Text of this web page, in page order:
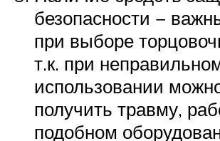
безопасности −
при выборе
т.к. при
использовании
получить травму,
подобном